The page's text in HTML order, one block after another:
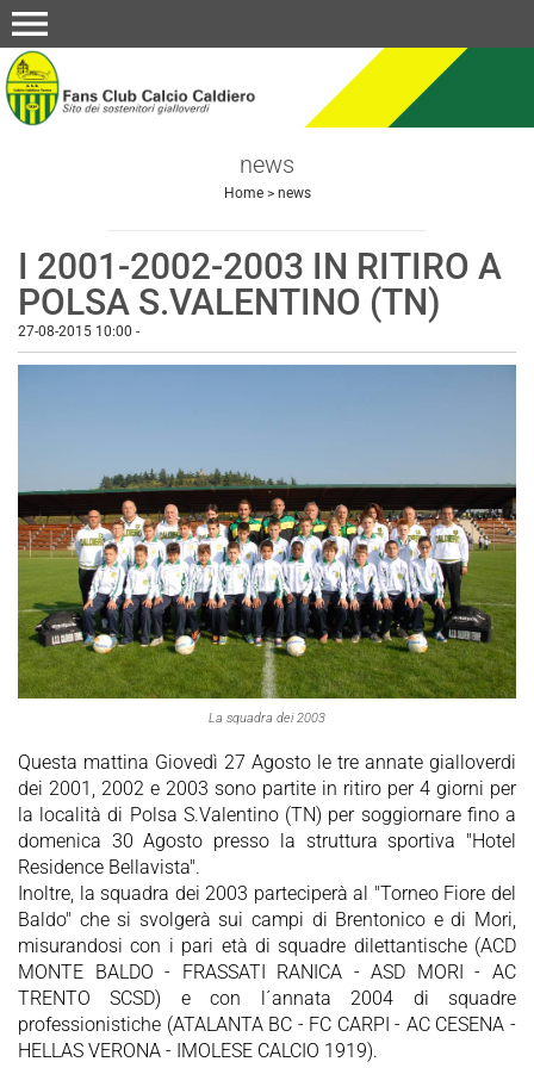
menu
news
Home> news
I 2001-2002-2003 IN RITIRO A
POLSA S.VALENTINO (TN)
27-08-2015 10:00 -
La squadra dei 2003
Questa mattina Giovedì 27 Agosto le tre annate gialloverdi
dei 2001, 2002 e 2003 sono partite in ritiro per 4 giorni per
la località di Polsa S.Valentino (TN) per soggiornare fino a
domenica 30 Agosto presso la struttura sportiva "Hotel
Residence Bellavista".
Inoltre, la squadra dei 2003 parteciperà al "Torneo Fiore del
Baldo" che si svolgerà sui campi di Brentonico e di Mori,
misurandosi con i pari età di squadre dilettantische (ACD
MONTE BALDO - FRASSATI RANICA - ASD MORI - AC
TRENTO SCSD) e con l´annata 2004 di squadre
professionistiche (ATALANTA BC - FC CARPI - AC CESENA -
HELLAS VERONA - IMOLESE CALCIO 1919).